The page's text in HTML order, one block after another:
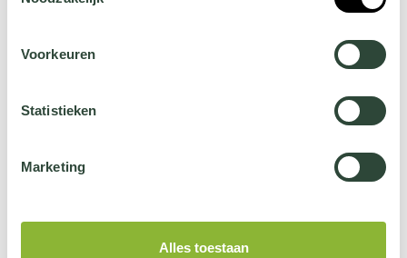
Voorkeuren
Statistieken
Marketing
Alles toestaan